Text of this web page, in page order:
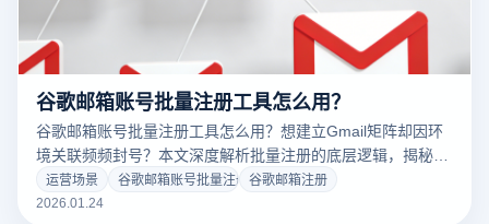
谷歌邮箱账号批量注册工具怎么用？
谷歌邮箱账号批量注册工具怎么用？想建立Gmail矩阵却因环
境关联频频封号？本文深度解析批量注册的底层逻辑，揭秘如
何利用云登指纹浏览器内置的RPA自动化功能，构建物理级隔
离环境。告别繁琐的手工操作，一站式解决谷歌邮箱注册难、
运营场景 谷歌邮箱账号批量注册 谷歌邮箱注册
2026.01.24